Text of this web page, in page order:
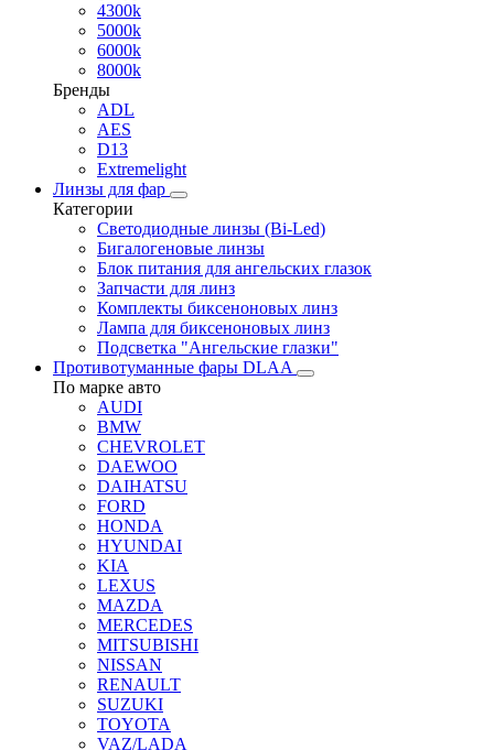
4300k
5000k
6000k
8000k
Бренды
ADL
AES
D13
Extremelight
Линзы для фар
Категории
Светодиодные линзы (Bi-Led)
Бигалогеновые линзы
Блок питания для ангельских глазок
Запчасти для линз
Комплекты биксеноновых линз
Лампа для биксеноновых линз
Подсветка "Ангельские глазки"
Противотуманные фары DLAA
По марке авто
AUDI
BMW
CHEVROLET
DAEWOO
DAIHATSU
FORD
HONDA
HYUNDAI
KIA
LEXUS
MAZDA
MERCEDES
MITSUBISHI
NISSAN
RENAULT
SUZUKI
TOYOTA
VAZ/LADA